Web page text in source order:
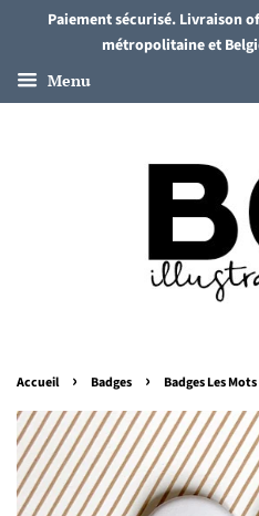
Paiement sécurisé. Livraison
métropolitaine et
Menu
Accueil › Badges › Badges Les